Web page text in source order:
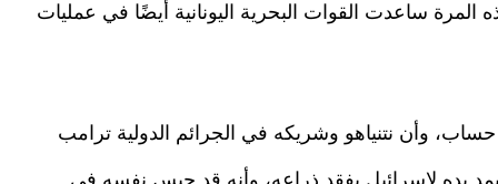
ساعدت القوات البحرية اليونانية أيضًا في عمليات
وأن نتنياهو وشريكه في الجرائم الدولية ترامب
يده لإسرائيل يفقد ذراعه، وأنه قد حبس نفسه في